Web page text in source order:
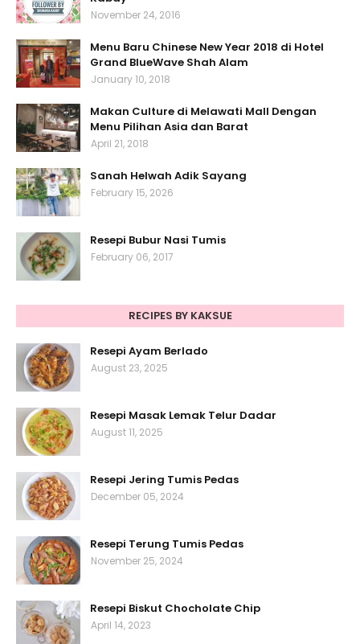
November 24, 2016
Menu Baru Chinese New Year 2018 di Hotel
Grand BlueWave Shah Alam
January 10, 2018
Makan Culture di Melawati Mall Dengan
Menu Pilihan Asia dan Barat
April 21, 2018
Sanah Helwah Adik Sayang
February 15, 2026
Resepi Bubur Nasi Tumis
February 06, 2017
RECIPES BY KAKSUE
Resepi Ayam Berlado
August 23, 2025
Resepi Masak Lemak Telur Dadar
August 11, 2025
Resepi Jering Tumis Pedas
December 05, 2024
Resepi Terung Tumis Pedas
November 25, 2024
Resepi Biskut Chocholate Chip
April 14, 2023